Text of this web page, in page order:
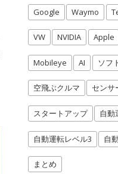
Google Waymo
VW NVIDIA Apple
Mobileye AI ソフ
空飛ぶクルマ センサ
スタートアップ 自動
自動運転レベル3 自
まとめ